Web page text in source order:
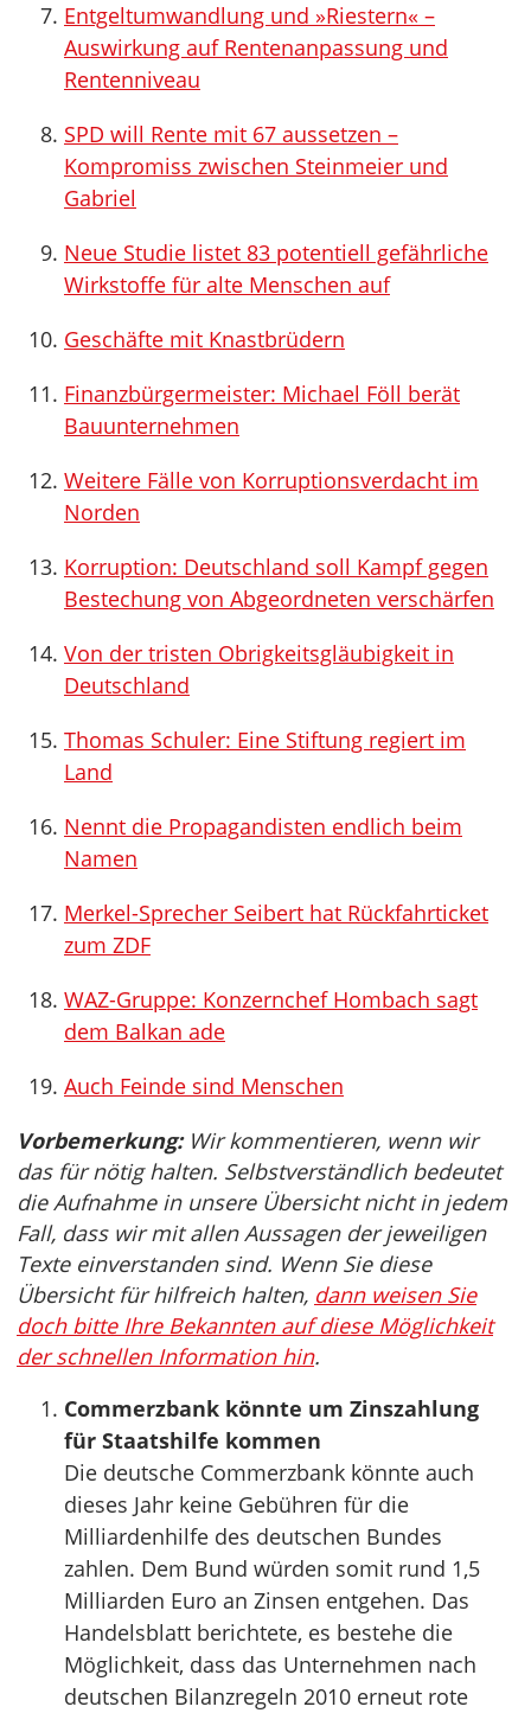
Entgeltumwandlung und »Riestern« –
Auswirkung auf Rentenanpassung und
Rentenniveau
SPD will Rente mit 67 aussetzen –
Kompromiss zwischen Steinmeier und
Gabriel
Neue Studie listet 83 potentiell gefährliche
Wirkstoffe für alte Menschen auf
Geschäfte mit Knastbrüdern
Finanzbürgermeister: Michael Föll berät
Bauunternehmen
Weitere Fälle von Korruptionsverdacht im
Norden
Korruption: Deutschland soll Kampf gegen
Bestechung von Abgeordneten verschärfen
Von der tristen Obrigkeitsgläubigkeit in
Deutschland
Thomas Schuler: Eine Stiftung regiert im
Land
Nennt die Propagandisten endlich beim
Namen
Merkel-Sprecher Seibert hat Rückfahrticket
zum ZDF
WAZ-Gruppe: Konzernchef Hombach sagt
dem Balkan ade
Auch Feinde sind Menschen
Vorbemerkung:Wir kommentieren, wenn wir
das für nötig halten. Selbstverständlich bedeutet
die Aufnahme in unsere Übersicht nicht in jedem
Fall, dass wir mit allen Aussagen der jeweiligen
Texte einverstanden sind. Wenn Sie diese
Übersicht für hilfreich halten, dann weisen Sie
doch bitte Ihre Bekannten auf diese Möglichkeit
der schnellen Information hin.
Commerzbank könnte um Zinszahlung
für Staatshilfe kommen
Die deutsche Commerzbank könnte auch
dieses Jahr keine Gebühren für die
Milliardenhilfe des deutschen Bundes
zahlen. Dem Bund würden somit rund 1,5
Milliarden Euro an Zinsen entgehen. Das
Handelsblatt berichtete, es bestehe die
Möglichkeit, dass das Unternehmen nach
deutschen Bilanzregeln 2010 erneut rote